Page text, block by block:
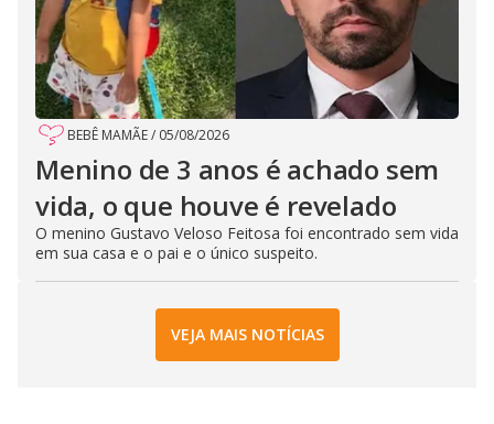
BEBÊ MAMÃE/ 05/08/2026
Menino de 3 anos é achado sem
vida, o que houve é revelado
O menino Gustavo Veloso Feitosa foi encontrado sem vida
em sua casa e o pai e o único suspeito.
VEJA MAIS NOTÍCIAS